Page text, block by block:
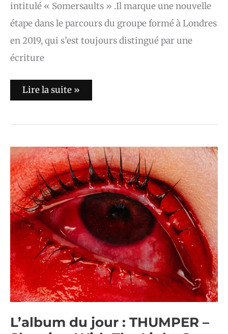
intitulé « Somersaults » .Il marque une nouvelle
étape dans le parcours du groupe formé à Londres
en 2019, qui s’est toujours distingué par une
écriture
Lire la suite »
L’album du jour : THUMPER –
L’album
du
jour
:
THUMPER
–
Sleeping
With
The
Light
On